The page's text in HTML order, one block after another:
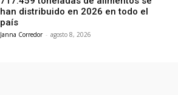
han distribuido en 2026 en todo el
país
Janna Corredor - agosto 8, 2026